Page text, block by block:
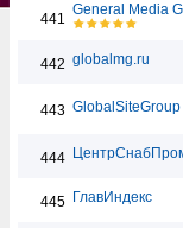
441
General Media
442 globalmg.ru
443 GlobalSiteGroup
444
445 ГлавИндекс